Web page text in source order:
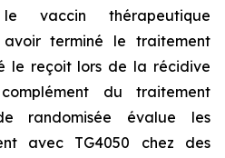
vaccin thérapeutique
avoir terminé le traitement
le reçoit lors de la récidive
du traitement
randomisée évalue les
avec TG4050 chez des